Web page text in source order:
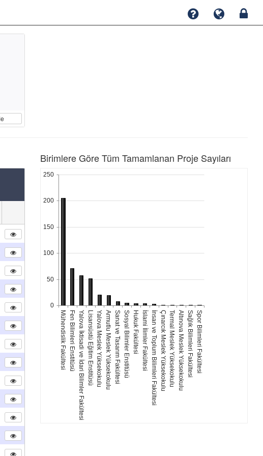
Birimlere Göre Tüm Tamamlanan Proje Sayıları
Mühendislik FakültesiFen Bilimleri EnstitüsüYalova İktisadi ve İdari Bilimler FakültesiLisansüstü Eğitim EnstitüsüYalova Meslek YüksekokuluArmutlu Meslek YüksekokuluSanat ve Tasarım FakültesiSosyal Bilimler EnstitüsüHukuk Fakültesiİslami İlimler Fakültesiİnsan ve Toplum Bilimleri FakültesiÇınarcık Meslek YüksekokuluTermal Meslek YüksekokuluAltınova Meslek YüksekokuluSağlık Bilimleri FakültesiSpor Bilimleri Fakültesi
0
50
100
150
200
250